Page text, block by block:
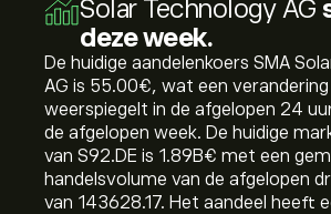
Solar Technology AG
deze week.
De huidige aandelenkoers SMA
AG is 55.00‎€‎, wat een verandering
weerspiegelt in de afgelopen 24
de afgelopen week. De huidige
van S92.DE is 1.89B‎€‎ met een
handelsvolume van de afgelopen
van 143628.17. Het aandeel heeft